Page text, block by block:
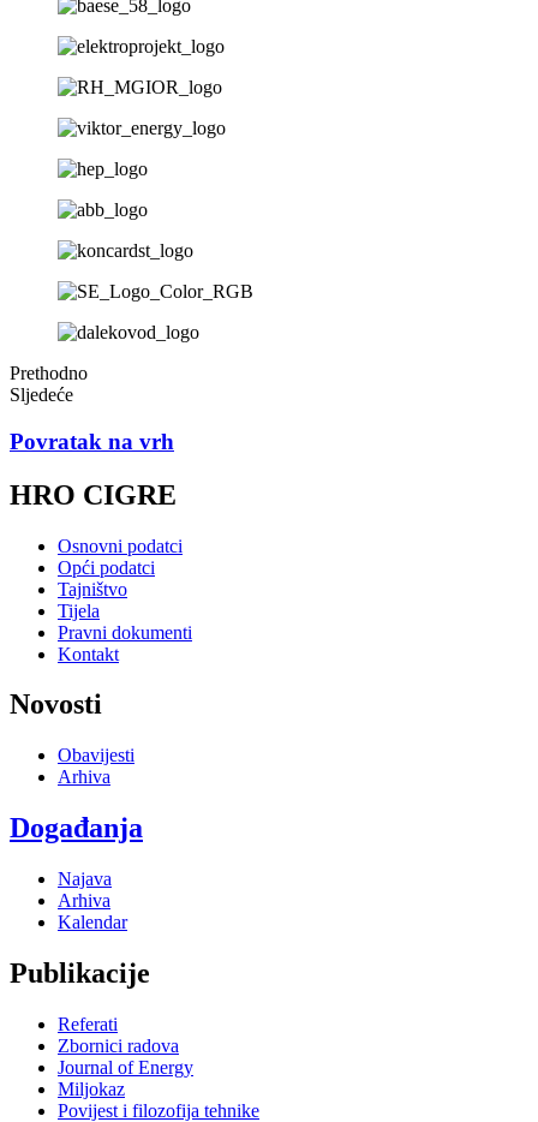
Prethodno
Sljedeće
Povratak na vrh
HRO CIGRE
Osnovni podatci
Opći podatci
Tajništvo
Tijela
Pravni dokumenti
Kontakt
Novosti
Obavijesti
Arhiva
Događanja
Najava
Arhiva
Kalendar
Publikacije
Referati
Zbornici radova
Journal of Energy
Miljokaz
Povijest i filozofija tehnike